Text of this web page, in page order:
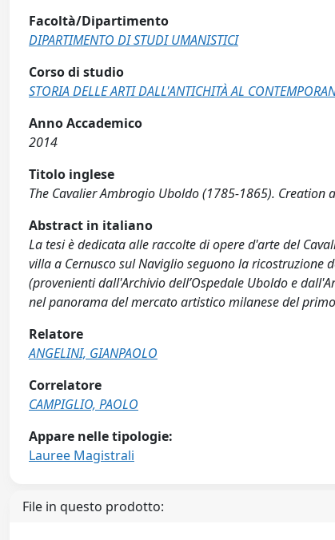
Facoltà/Dipartimento
DIPARTIMENTO DI STUDI UMANISTICI
Corso di studio
STORIA DELLE ARTI DALL'ANTICHITÀ AL
Anno Accademico
2014
Titolo inglese
The Cavalier Ambrogio Uboldo (1785-1865). Creation
Abstract in italiano
La tesi è dedicata alle raccolte di opere d'arte del
villa a Cernusco sul Naviglio seguono la
(provenienti dall'Archivio dell’Ospedale Uboldo e
nel panorama del mercato artistico milanese del
Relatore
ANGELINI, GIANPAOLO
Correlatore
CAMPIGLIO, PAOLO
Appare nelle tipologie:
Lauree Magistrali
File in questo prodotto: